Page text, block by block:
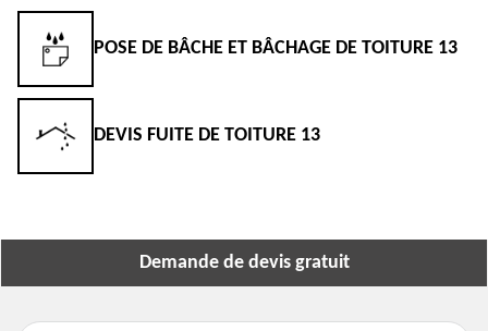
POSE DE BÂCHE ET BÂCHAGE DE TOITURE 13
DEVIS FUITE DE TOITURE 13
Demande de devis gratuit